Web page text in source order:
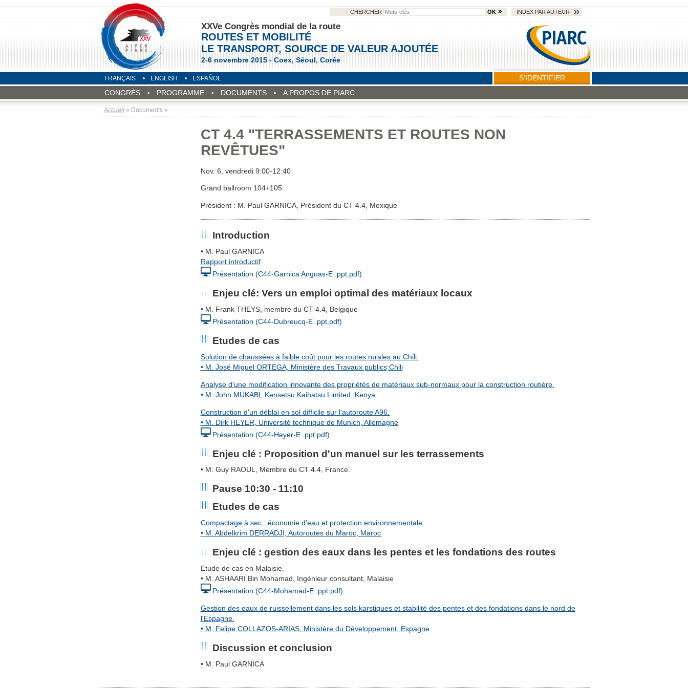
XXVe Congrès mondial de la route
ROUTES ET MOBILITÉ
LE TRANSPORT, SOURCE DE VALEUR AJOUTÉE
2-6 novembre 2015 - Coex, Séoul, Corée
CHERCHER OK INDEX PAR AUTEUR
FRANÇAIS ENGLISH ESPAÑOL
S'IDENTIFIER
CONGRÈS
PROGRAMME DOCUMENTS A PROPOS DE PIARC
Accueil» Documents »
CT 4.4 "TERRASSEMENTS ET ROUTES NON
REVÊTUES"
Nov. 6, vendredi 9:00-12:40
Grand ballroom 104+105
Président : M. Paul GARNICA, Président du CT 4.4, Mexique
Introduction
• M. Paul GARNICA
Rapport introductif
Présentation (C44-Garnica Anguas-E .ppt.pdf)
Enjeu clé: Vers un emploi optimal des matériaux locaux
• M. Frank THEYS, membre du CT 4.4, Belgique
Présentation (C44-Dubreucq-E .ppt.pdf)
Etudes de cas
Solution de chaussées à faible coût pour les routes rurales au Chili.
• M. José Miguel ORTEGA, Ministère des Travaux publics,Chili
Analyse d'une modification innovante des propriétés de matériaux sub-normaux pour la construction routière.
• M. John MUKABI, Kensetsu Kaihatsu Limited, Kenya.
Construction d'un déblai en sol difficile sur l'autoroute A96.
• M. Dirk HEYER, Université technique de Munich, Allemagne
Présentation (C44-Heyer-E .ppt.pdf)
Enjeu clé : Proposition d'un manuel sur les terrassements
• M. Guy RAOUL, Membre du CT 4.4, France.
Pause 10:30 - 11:10
Etudes de cas
Compactage à sec : économie d'eau et protection environnementale.
• M. Abdelkrim DERRADJI, Autoroutes du Maroc, Maroc
Enjeu clé : gestion des eaux dans les pentes et les fondations des routes
Etude de cas en Malaisie.
• M. ASHAARI Bin Mohamad, Ingénieur consultant, Malaisie
Présentation (C44-Mohamad-E .ppt.pdf)
Gestion des eaux de ruissellement dans les sols karstiques et stabilité des pentes et des fondations dans le nord de
l'Espagne.
• M. Felipe COLLAZOS-ARIAS, Ministère du Développement, Espagne
Discussion et conclusion
• M. Paul GARNICA